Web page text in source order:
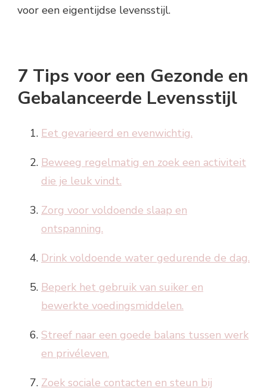
voor een eigentijdse levensstijl.
7 Tips voor een Gezonde en
Gebalanceerde Levensstijl
Eet gevarieerd en evenwichtig.
Beweeg regelmatig en zoek een activiteit
die je leuk vindt.
Zorg voor voldoende slaap en
ontspanning.
Drink voldoende water gedurende de dag.
Beperk het gebruik van suiker en
bewerkte voedingsmiddelen.
Streef naar een goede balans tussen werk
en privéleven.
Zoek sociale contacten en steun bij